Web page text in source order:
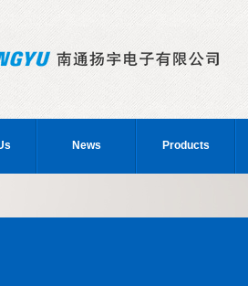
News Products